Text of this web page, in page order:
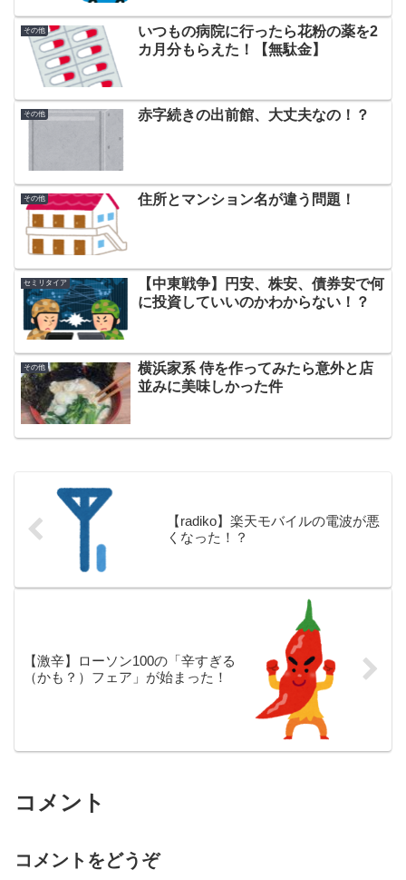
その他
いつもの病院に行ったら花粉の薬を2
カ月分もらえた！【無駄金】
その他 赤字続きの出前館、大丈夫なの！？
その他 住所とマンション名が違う問題！
セミリタイア
【中東戦争】円安、株安、債券安で何
に投資していいのかわからない！？
その他
横浜家系 侍を作ってみたら意外と店
並みに美味しかった件
【radiko】楽天モバイルの電波が悪
くなった！？
【激辛】ローソン100の「辛すぎる
（かも？）フェア」が始まった！
コメント
コメントをどうぞ